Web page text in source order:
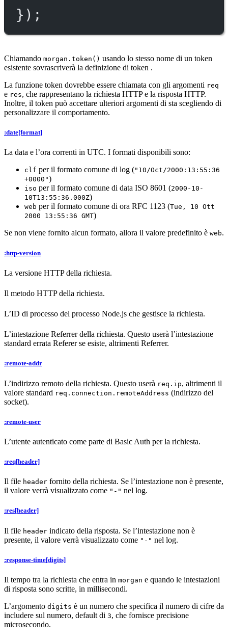
});
Chiamando morgan.token() usando lo stesso nome di un token
esistente sovrascriverà la definizione di token .
La funzione token dovrebbe essere chiamata con gli argomenti req
e res, che rappresentano la richiesta HTTP e la risposta HTTP.
Inoltre, il token può accettare ulteriori argomenti di sta scegliendo di
personalizzare il comportamento.
:date[format]
La data e l’ora correnti in UTC. I formati disponibili sono:
clf per il formato comune di log ("10/Oct/2000:13:55:36
+0000")
iso per il formato comune di data ISO 8601 (2000-10-
10T13:55:36.000Z)
web per il formato comune di ora RFC 1123 (Tue, 10 Ott
2000 13:55:36 GMT)
Se non viene fornito alcun formato, allora il valore predefinito è web.
:http-version
La versione HTTP della richiesta.
Il metodo HTTP della richiesta.
L’ID di processo del processo Node.js che gestisce la richiesta.
L’intestazione Referrer della richiesta. Questo userà l’intestazione
standard errata Referer se esiste, altrimenti Referrer.
:remote-addr
L’indirizzo remoto della richiesta. Questo userà req.ip, altrimenti il
valore standard req.connection.remoteAddress (indirizzo del
socket).
:remote-user
L’utente autenticato come parte di Basic Auth per la richiesta.
:req[header]
Il file header fornito della richiesta. Se l’intestazione non è presente,
il valore verrà visualizzato come "-" nel log.
:res[header]
Il file header indicato della risposta. Se l’intestazione non è
presente, il valore verrà visualizzato come "-" nel log.
:response-time[digits]
Il tempo tra la richiesta che entra in morgan e quando le intestazioni
di risposta sono scritte, in millisecondi.
L’argomento digits è un numero che specifica il numero di cifre da
includere sul numero, default di 3, che fornisce precisione
microsecondo.